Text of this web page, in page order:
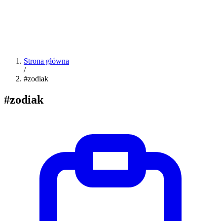
Strona główna
/
#zodiak
#zodiak